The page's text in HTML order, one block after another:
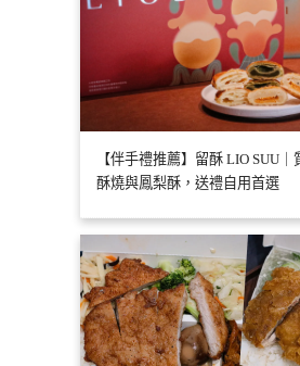
【伴手禮推薦】留酥 LIO SUU
酥燒與鳳梨酥，送禮自用首選